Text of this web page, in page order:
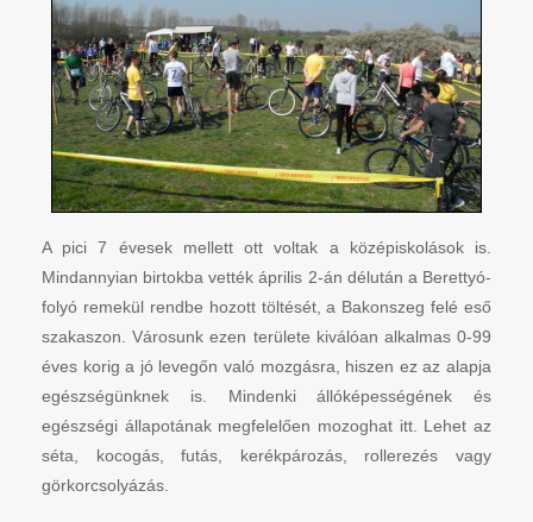
A pici 7 évesek mellett ott voltak a középiskolások is.
Mindannyian birtokba vették április 2-án délután a Berettyó-
folyó remekül rendbe hozott töltését, a Bakonszeg felé eső
szakaszon. Városunk ezen területe kiválóan alkalmas 0-99
éves korig a jó levegőn való mozgásra, hiszen ez az alapja
egészségünknek is. Mindenki állóképességének és
egészségi állapotának megfelelően mozoghat itt. Lehet az
séta, kocogás, futás, kerékpározás, rollerezés vagy
görkorcsolyázás.